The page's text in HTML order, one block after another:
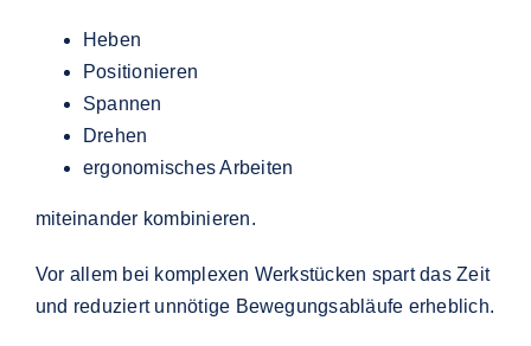
Heben
Positionieren
Spannen
Drehen
ergonomisches Arbeiten
miteinander kombinieren.
Vor allem bei komplexen Werkstücken spart das Zeit
und reduziert unnötige Bewegungsabläufe erheblich.